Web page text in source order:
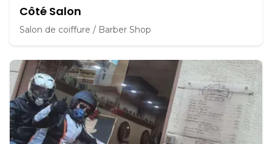
Côté Salon
Salon de coiffure / Barber Shop